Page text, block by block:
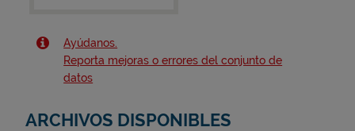
Ayúdanos.
Reporta mejoras o errores del conjunto de
datos
ARCHIVOS DISPONIBLES